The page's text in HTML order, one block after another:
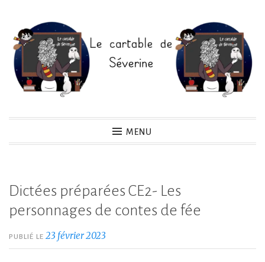
Accéder
contenu
principal
Le cartable de Séverine
MENU
Dictées préparées CE2- Les
personnages de contes de fée
PUBLIÉ LE 23 février 2023